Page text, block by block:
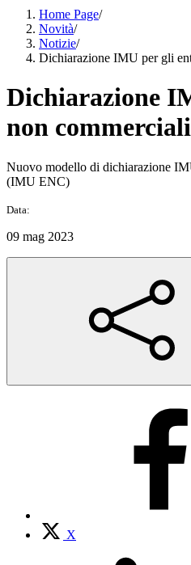
Home Page/
Novità/
Notizie/
Dichiarazione IMU per gli
Dichiarazione
non commerciali
Nuovo modello di dichiarazione
(IMU ENC)
Data:
09 mag 2023
X